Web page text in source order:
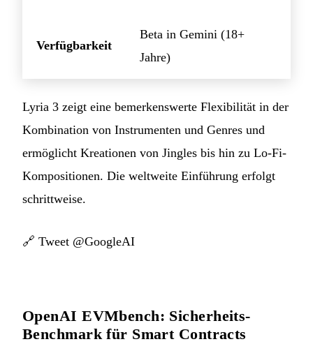
Verfügbarkeit
Beta in Gemini (18+
Jahre)
Lyria 3 zeigt eine bemerkenswerte Flexibilität in der
Kombination von Instrumenten und Genres und
ermöglicht Kreationen von Jingles bis hin zu Lo-Fi-
Kompositionen. Die weltweite Einführung erfolgt
schrittweise.
🔗 Tweet @GoogleAI
OpenAI EVMbench: Sicherheits-
Benchmark für Smart Contracts